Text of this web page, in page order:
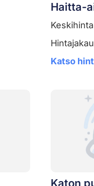
Haitta-
Katso
Katon